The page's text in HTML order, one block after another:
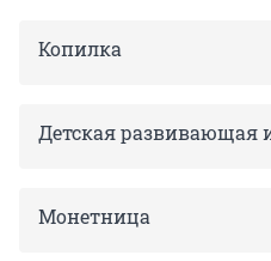
Копилка
Детская развивающая
Монетница